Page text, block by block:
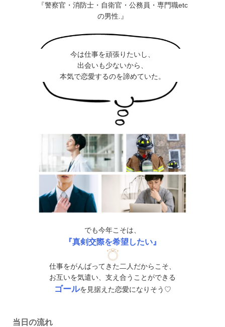
『警察官・消防士・自衛官・公務員・専門職etc
の男性.』
今は仕事を頑張りたいし、
出会いも少ないから、
本気で恋愛するのを諦めていた。
でも今年こそは、
『真剣交際を希望したい』
仕事をがんばってきた二人だからこそ、
お互いを気遣い、支え合うことができる
ゴールを見据えた恋愛になりそう♡
当日の流れ